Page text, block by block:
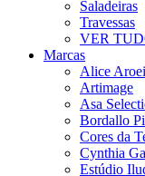
Saladeiras
Travessas
VER
Marcas
Alice
Artimage
Asa
Bordallo
Cores da
Cynthia
Estúdio